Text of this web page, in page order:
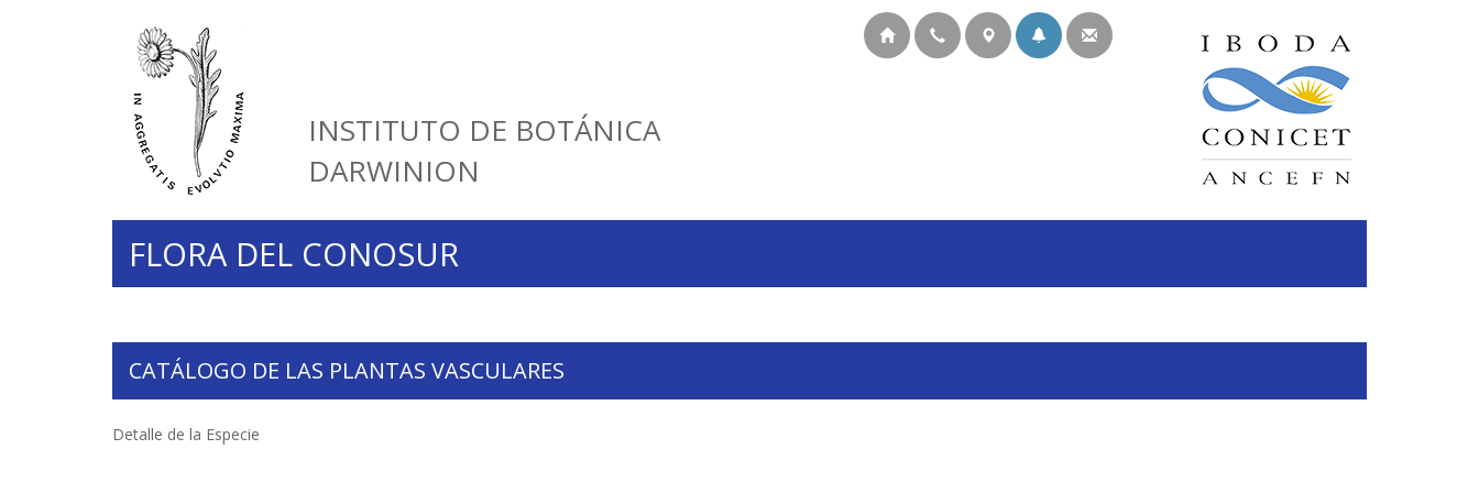
INSTITUTO DE BOTÁNICA
DARWINION
FLORA DEL CONOSUR
CATÁLOGO DE LAS PLANTAS VASCULARES
Detalle de la Especie